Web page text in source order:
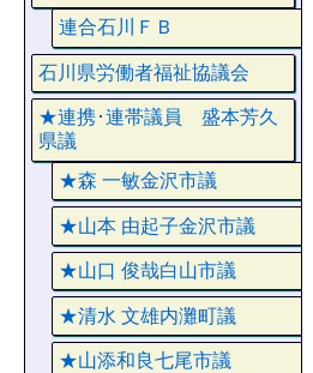
連合石川ＦＢ
石川県労働者福祉協議会
★連携･連帯議員 盛本芳久
県議
★森 一敏金沢市議
★山本 由起子金沢市議
★山口 俊哉白山市議
★清水 文雄内灘町議
★山添和良七尾市議